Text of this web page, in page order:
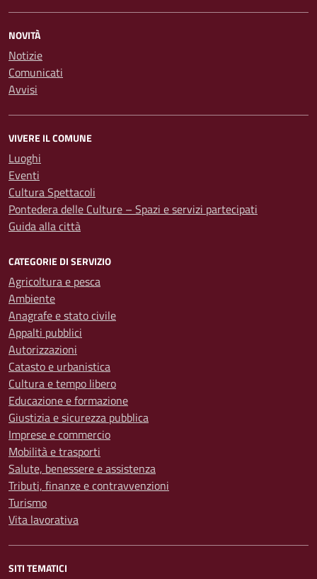
NOVITÀ
Notizie
Comunicati
Avvisi
VIVERE IL COMUNE
Luoghi
Eventi
Cultura Spettacoli
Pontedera delle Culture – Spazi e servizi partecipati
Guida alla città
CATEGORIE DI SERVIZIO
Agricoltura e pesca
Ambiente
Anagrafe e stato civile
Appalti pubblici
Autorizzazioni
Catasto e urbanistica
Cultura e tempo libero
Educazione e formazione
Giustizia e sicurezza pubblica
Imprese e commercio
Mobilità e trasporti
Salute, benessere e assistenza
Tributi, finanze e contravvenzioni
Turismo
Vita lavorativa
SITI TEMATICI